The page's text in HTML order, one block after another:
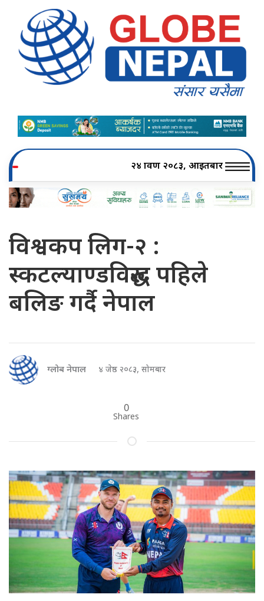
२४ श्रावण २०८३, आइतबार
विश्वकप लिग-२ :
स्कटल्याण्डविरुद्ध पहिले
बलिङ गर्दै नेपाल
ग्लोब नेपाल ४ जेष्ठ २०८३, सोमबार
0
Shares